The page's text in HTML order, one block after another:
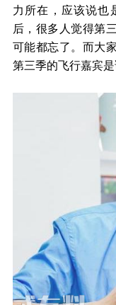
力所在，应该说也
后，很多人觉得第
可能都忘了。而大
第三季的飞行嘉宾